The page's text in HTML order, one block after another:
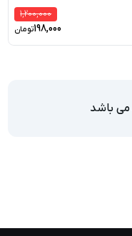
1,200,000
198,000تومان
باشد